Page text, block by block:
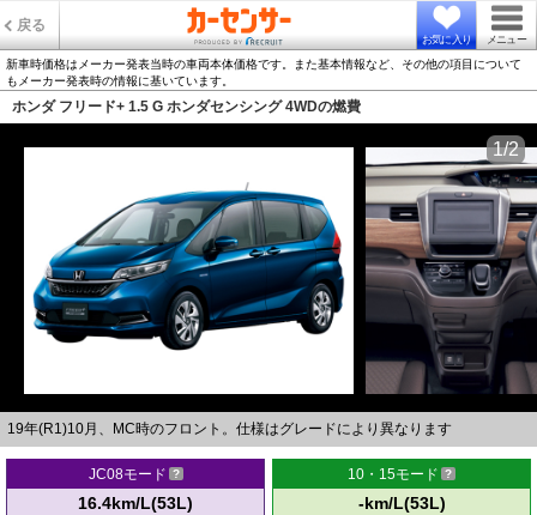
戻る
お気に入り メニュー
新車時価格はメーカー発表当時の車両本体価格です。また基本情報など、その他の項目について
もメーカー発表時の情報に基いています。
ホンダ フリード+ 1.5 G ホンダセンシング 4WDの燃費
19年(R1)10月、MC時のフロント。仕様はグレードにより異なります
1/2
JC08モード
16.4km/L(53L)
10・15モード
-km/L(53L)